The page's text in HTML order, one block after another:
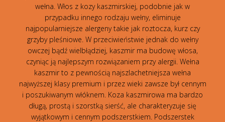
wełna. Włos z kozy kaszmirskiej, podobnie jak w
przypadku innego rodzaju wełny, eliminuje
najpopularniejsze alergeny takie jak roztocza, kurz czy
grzyby pleśniowe. W przeciwieństwie jednak do wełny
owczej bądź wielbłądziej, kaszmir ma budowę włosa,
czyniąc ją najlepszym rozwiązaniem przy alergii. Wełna
kaszmir to z pewnością najszlachetniejsza wełna
najwyższej klasy premium i przez wieki zawsze był cennym
i poszukiwanym włóknem. Koza kaszmirowa ma bardzo
długą, prostą i szorstką sierść, ale charakteryzuje się
wyjątkowym i cennym podszerstkiem. Podszerstek